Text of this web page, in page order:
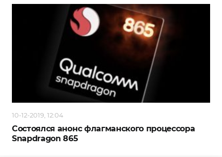
10-12-2019, 12:04
Состоялся анонс флагманского процессора
Snapdragon 865